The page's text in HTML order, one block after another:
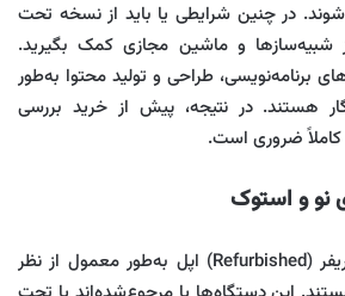
در چنین شرایطی یا باید از نسخه تحت
شبیه‌سازها و ماشین مجازی کمک بگیرید.
برنامه‌نویسی، طراحی و تولید محتوا به‌طور
هستند. در نتیجه، پیش از خرید بررسی
کاملاً ضروری است.
نو و استوک
لپ تاپ‌های استوک یا ریفر (Refurbished) اپل به‌طور معمول از نظر